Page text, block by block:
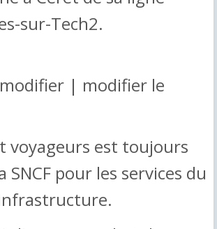
sur-Tech2.
| modifier le
voyageurs est toujours
SNCF pour les services du